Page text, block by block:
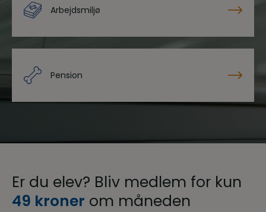
Arbejdsmiljø
Pension
Er du elev? Bliv medlem for kun
49 kroner om måneden